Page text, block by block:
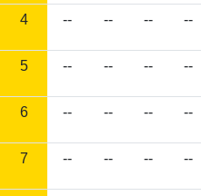
4 -- -- -- --
5 -- -- -- --
6 -- -- -- --
7 -- -- -- --